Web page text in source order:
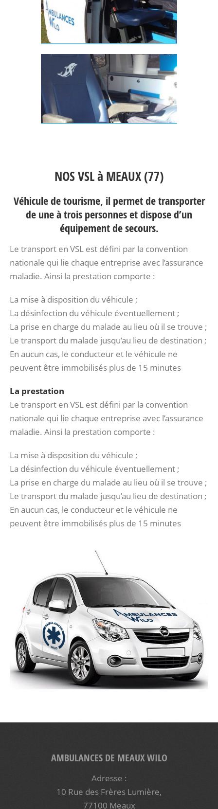
NOS VSL à MEAUX (77)
Véhicule de tourisme, il permet de transporter
de une à trois personnes et dispose d’un
équipement de secours.
Le transport en VSL est défini par la convention
nationale qui lie chaque entreprise avec l’assurance
maladie. Ainsi la prestation comporte :
La mise à disposition du véhicule ;
La désinfection du véhicule éventuellement ;
La prise en charge du malade au lieu où il se trouve ;
Le transport du malade jusqu’au lieu de destination ;
En aucun cas, le conducteur et le véhicule ne
peuvent être immobilisés plus de 15 minutes
La prestation
Le transport en VSL est défini par la convention
nationale qui lie chaque entreprise avec l’assurance
maladie. Ainsi la prestation comporte :
La mise à disposition du véhicule ;
La désinfection du véhicule éventuellement ;
La prise en charge du malade au lieu où il se trouve ;
Le transport du malade jusqu’au lieu de destination ;
En aucun cas, le conducteur et le véhicule ne
peuvent être immobilisés plus de 15 minutes
AMBULANCES DE MEAUX WILO
Adresse :
10 Rue des Frères Lumière,
77100 Meaux